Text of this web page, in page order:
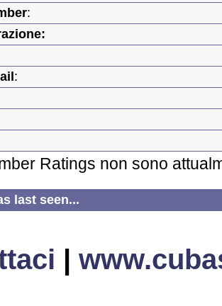
:
:
Ratings non sono
last seen...
|